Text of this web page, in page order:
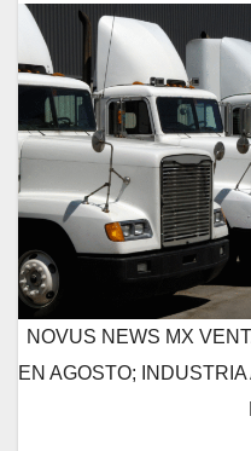
NOVUS NEWS MX
EN AGOSTO;